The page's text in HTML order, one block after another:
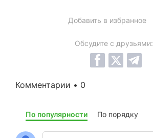
Добавить в избранное
Обсудите с друзьями:
Комментарии • 0
По популярности По порядку